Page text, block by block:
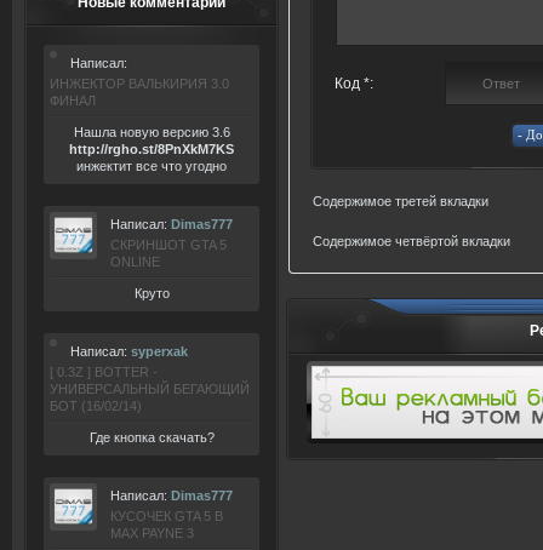
Написал:
ИНЖЕКТОР ВАЛЬКИРИЯ 3.0
ФИНАЛ
Нашла новую версию 3.6
http://rgho.st/8PnXkM7KS
инжектит все что угодно
Написал: Dimas777
СКРИНШОТ GTA 5
ONLINE
Круто
Написал: syperxak
[ 0.3Z ] BOTTER -
УНИВЕРСАЛЬНЫЙ БЕГАЮЩИЙ
БОТ (16/02/14)
Где кнопка скачать?
Написал: Dimas777
КУСОЧЕК GTA 5 В
MAX PAYNE 3
Код *:
Содержимое третей вкладки
Содержимое четвёртой вкладки